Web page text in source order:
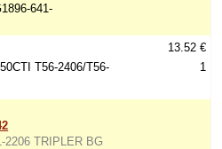
641-
T56-2406/T56-
13.52 €
1
2206 TRIPLER BG